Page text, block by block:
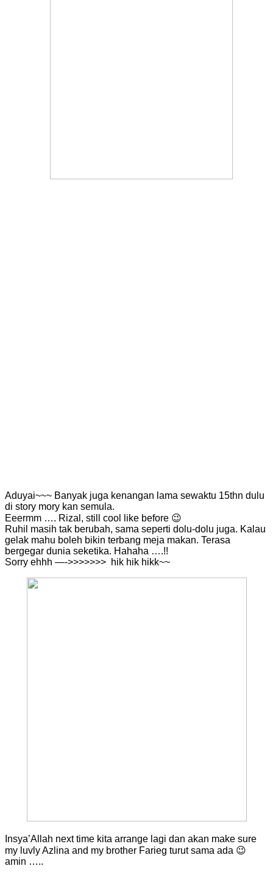
Aduyai~~~ Banyak juga kenangan lama sewaktu 15thn dulu
di story mory kan semula.
Eeermm …. Rizal, still cool like before 😉
Ruhil masih tak berubah, sama seperti dolu-dolu juga. Kalau
gelak mahu boleh bikin terbang meja makan. Terasa
bergegar dunia seketika. Hahaha ….!!
Sorry ehhh —->>>>>>> hik hik hikk~~
Insya’Allah next time kita arrange lagi dan akan make sure
my luvly Azlina and my brother Farieg turut sama ada 😉
amin …..